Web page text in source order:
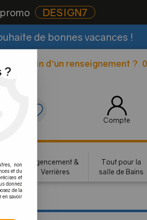
DESIGN7
de bonnes vacances !
Besoin d'un renseignement ?
Compte
Agencement &
Verrières
Tout pour la
salle de Bains
?
non
et du
et
donnez
de la
en savoir